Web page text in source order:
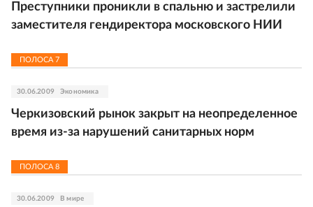
Преступники проникли в спальню и застрелили
заместителя гендиректора московского НИИ
ПОЛОСА 7
30.06.2009 Экономика
Черкизовский рынок закрыт на неопределенное
время из-за нарушений санитарных норм
ПОЛОСА 8
30.06.2009 В мире